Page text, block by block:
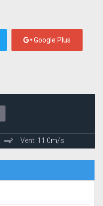
Google Plus
Vent: 11.0m/s